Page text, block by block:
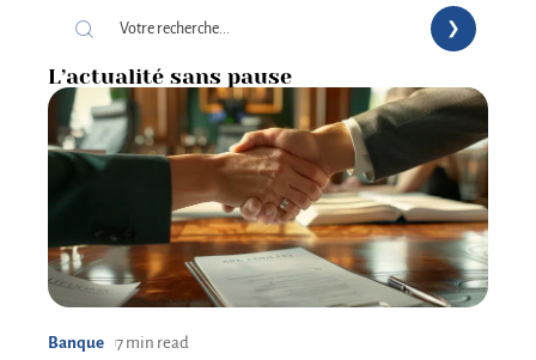
L’actualité sans pause
Banque 7 min read